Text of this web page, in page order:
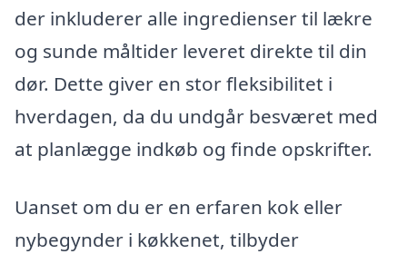
der inkluderer alle ingredienser til lækre
og sunde måltider leveret direkte til din
dør. Dette giver en stor fleksibilitet i
hverdagen, da du undgår besværet med
at planlægge indkøb og finde opskrifter.
Uanset om du er en erfaren kok eller
nybegynder i køkkenet, tilbyder